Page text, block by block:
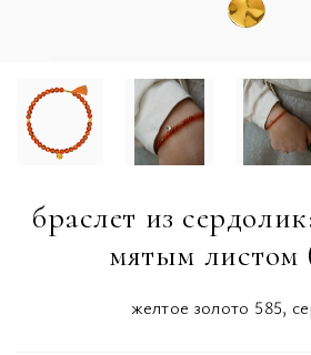
браслет из
мятым листом
желтое золото 585,